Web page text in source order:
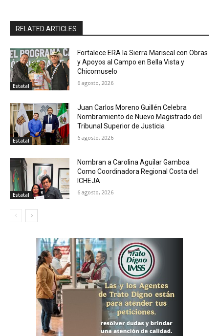
RELATED ARTICLES
Estatal
Fortalece ERA la Sierra Mariscal con Obras
y Apoyos al Campo en Bella Vista y
Chicomuselo
6 agosto, 2026
Estatal
Juan Carlos Moreno Guillén Celebra
Nombramiento de Nuevo Magistrado del
Tribunal Superior de Justicia
6 agosto, 2026
Estatal
Nombran a Carolina Aguilar Gamboa
Como Coordinadora Regional Costa del
ICHEJA
6 agosto, 2026